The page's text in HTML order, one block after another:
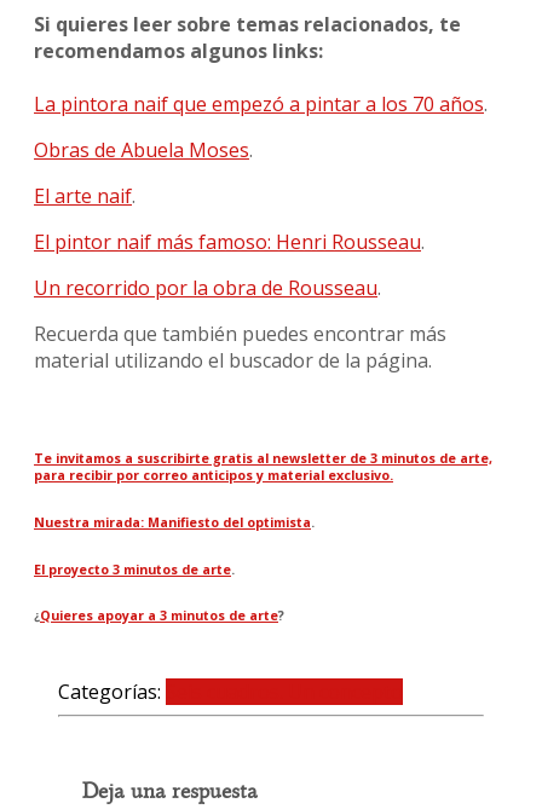
Si quieres leer sobre temas relacionados, te
recomendamos algunos links:
La pintora naif que empezó a pintar a los 70 años.
Obras de Abuela Moses.
El arte naif.
El pintor naif más famoso: Henri Rousseau.
Un recorrido por la obra de Rousseau.
Recuerda que también puedes encontrar más
material utilizando el buscador de la página.
Te invitamos a suscribirte gratis al newsletter de 3 minutos de arte,
para recibir por correo anticipos y material exclusivo.
Nuestra mirada: Manifiesto del optimista.
El proyecto 3 minutos de arte.
¿Quieres apoyar a 3 minutos de arte?
Categorías:
Deja una respuesta